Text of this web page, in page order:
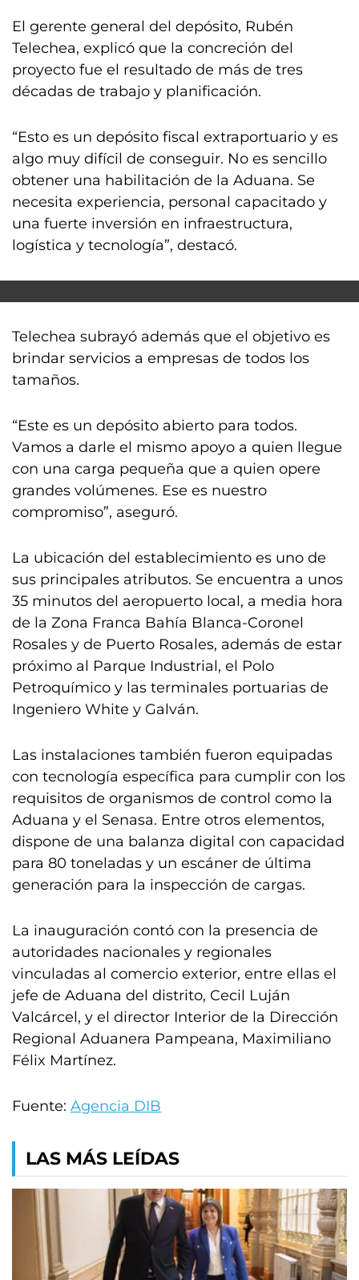
El gerente general del depósito, Rubén
Telechea, explicó que la concreción del
proyecto fue el resultado de más de tres
décadas de trabajo y planificación.
“Esto es un depósito fiscal extraportuario y es
algo muy difícil de conseguir. No es sencillo
obtener una habilitación de la Aduana. Se
necesita experiencia, personal capacitado y
una fuerte inversión en infraestructura,
logística y tecnología”, destacó.
Telechea subrayó además que el objetivo es
brindar servicios a empresas de todos los
tamaños.
“Este es un depósito abierto para todos.
Vamos a darle el mismo apoyo a quien llegue
con una carga pequeña que a quien opere
grandes volúmenes. Ese es nuestro
compromiso”, aseguró.
La ubicación del establecimiento es uno de
sus principales atributos. Se encuentra a unos
35 minutos del aeropuerto local, a media hora
de la Zona Franca Bahía Blanca-Coronel
Rosales y de Puerto Rosales, además de estar
próximo al Parque Industrial, el Polo
Petroquímico y las terminales portuarias de
Ingeniero White y Galván.
Las instalaciones también fueron equipadas
con tecnología específica para cumplir con los
requisitos de organismos de control como la
Aduana y el Senasa. Entre otros elementos,
dispone de una balanza digital con capacidad
para 80 toneladas y un escáner de última
generación para la inspección de cargas.
La inauguración contó con la presencia de
autoridades nacionales y regionales
vinculadas al comercio exterior, entre ellas el
jefe de Aduana del distrito, Cecil Luján
Valcárcel, y el director Interior de la Dirección
Regional Aduanera Pampeana, Maximiliano
Félix Martínez.
Fuente: Agencia DIB
LAS MÁS LEÍDAS